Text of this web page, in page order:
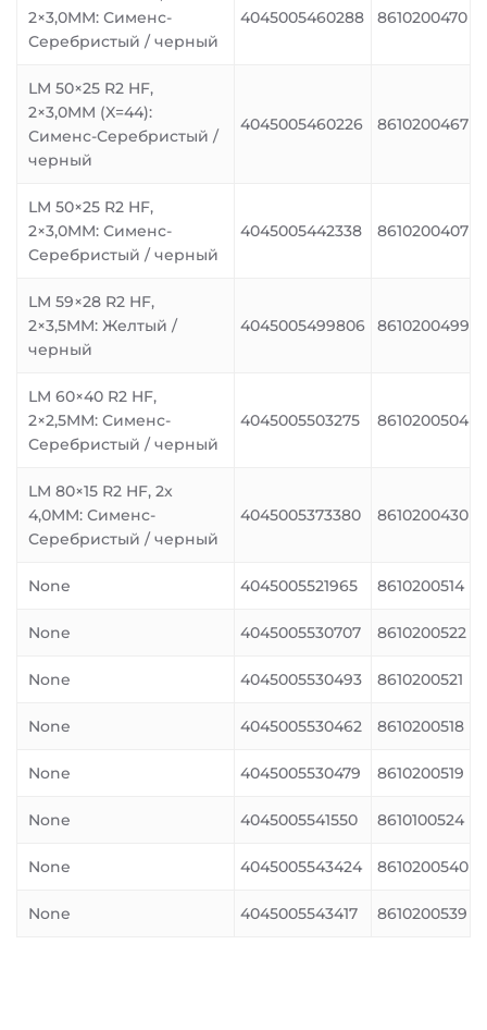
2×3,0MM: Сименс-
Серебристый / черный
4045005460288 8610200470
LM 50×25 R2 HF,
2×3,0MM (X=44):
Сименс-Серебристый /
черный
4045005460226 8610200467
LM 50×25 R2 HF,
2×3,0MM: Сименс-
Серебристый / черный
4045005442338 8610200407
LM 59×28 R2 HF,
2×3,5MM: Желтый /
черный
4045005499806 8610200499
LM 60×40 R2 HF,
2×2,5MM: Сименс-
Серебристый / черный
4045005503275 8610200504
LM 80×15 R2 HF, 2x
4,0MM: Сименс-
Серебристый / черный
4045005373380 8610200430
None 4045005521965 8610200514
None 4045005530707 8610200522
None 4045005530493 8610200521
None 4045005530462 8610200518
None 4045005530479 8610200519
None 4045005541550 8610100524
None 4045005543424 8610200540
None 4045005543417 8610200539